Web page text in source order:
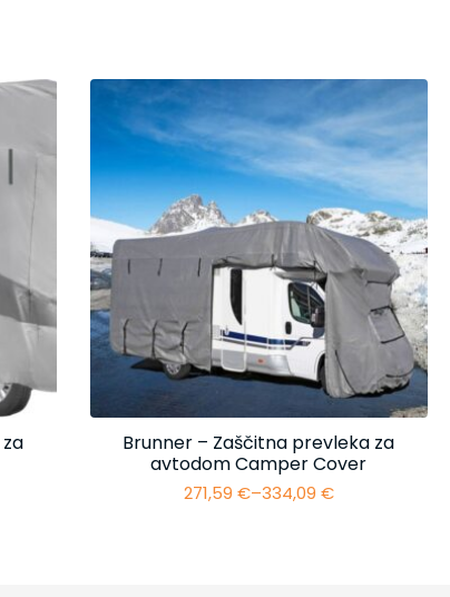
Brunner – Zaščitna prevleka za
avtodom Camper Cover
271,59 €–334,09 €
Cenovni